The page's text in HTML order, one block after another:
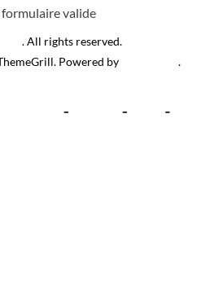
valide
. All rights reserved.
Powered by .
locale de